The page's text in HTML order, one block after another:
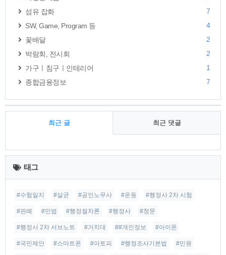
섬유 잡화
7
SW, Game, Program 등
4
꽃배달
2
박람회, 전시회
2
가구ㅣ침구ㅣ인테리어
1
종합금융정보
7
최근 글 최근 댓글
최
근
글
태그
#수험일지 #살균 #공인노무사 #운동 #행정사 2차 시험
#판례 #민법 #행정절차론 #행정사 #청문
#행정사 2차 서브노트 #거치대 ##개인정보 #아이폰
#국민제안 #스마트폰 #아토피 #행정조사기본법 #민원